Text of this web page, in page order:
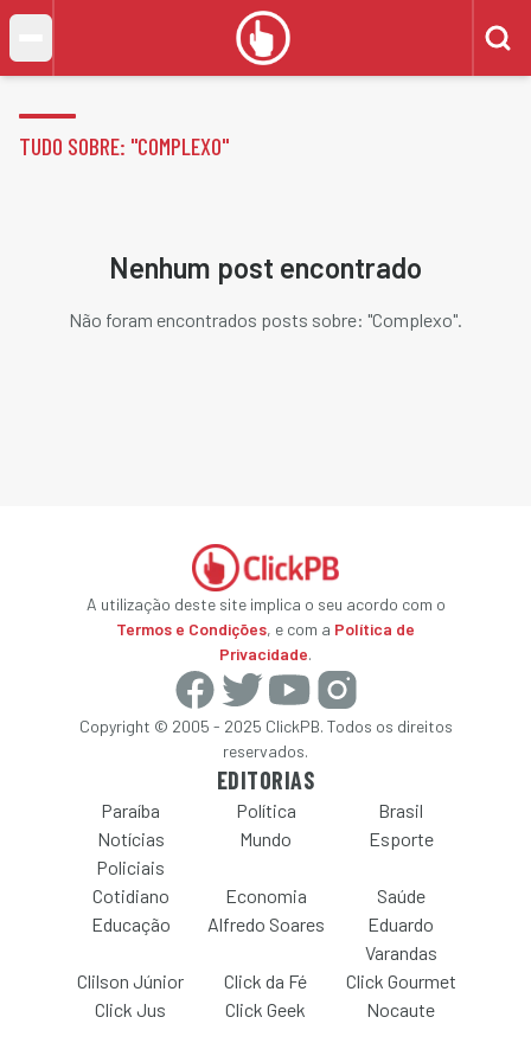
TUDO SOBRE: "COMPLEXO"
Nenhum post encontrado
Não foram encontrados posts sobre: "Complexo".
A utilização deste site implica o seu acordo com o
Termos e Condições, e com a Política de
Privacidade.
Copyright © 2005 - 2025 ClickPB. Todos os direitos
reservados.
EDITORIAS
Paraíba Política
Brasil
Notícias
Policiais
Mundo Esporte
Cotidiano Economia
Saúde
Educação
Alfredo Soares
Eduardo
Varandas
Clilson Júnior
Click da Fé
Click Gourmet
Click Jus
Click Geek Nocaute